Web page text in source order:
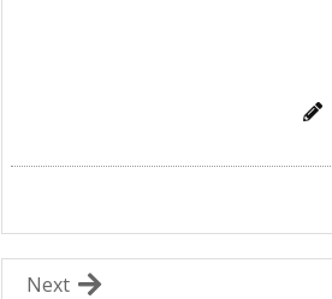
Next